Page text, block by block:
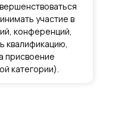
участие в
конференций,
квалификацию,
присвоение
категории).